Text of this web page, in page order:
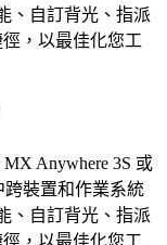
、自訂背光、指派
徑，以最佳化您工
Anywhere 3S 或
跨裝置和作業系統
、自訂背光、指派
徑，以最佳化您工